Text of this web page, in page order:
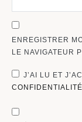
ENREGISTRER
LE NAVIGATEUR
J’AI LU ET
CONFIDENTIALITÉ